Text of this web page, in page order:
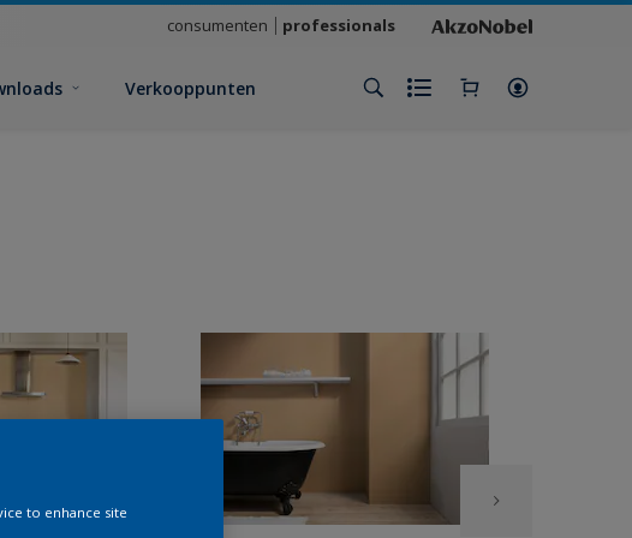
consumenten professionals
Verkooppunten
to enhance site